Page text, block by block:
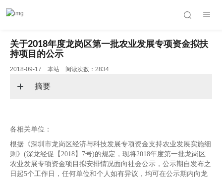
关于2018年度龙岗区第一批农业发展专项资金拟扶
持项目的公示
2018-09-17 本站 阅读次数：2834
摘要
各相关单位：
根据《深圳市龙岗区经济与科技发展专项资金支持农业发展实施细
则》(深龙经促【2018】7号)的规定，现将2018年度第一批龙岗区
农业发展专项资金项目拟安排情况面向社会公示，公示期自发布之
日起5个工作日，任何单位和个人如有异议，均可在公示期内向龙